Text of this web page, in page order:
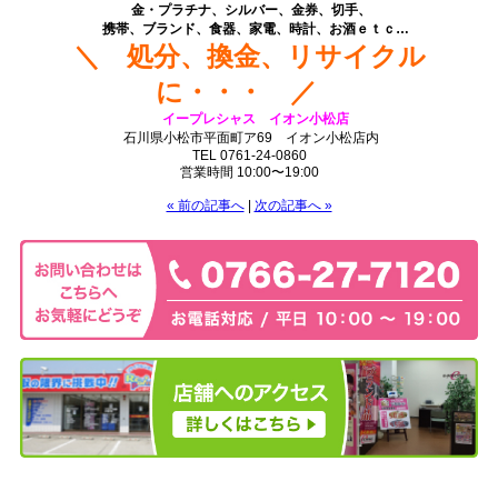
金・プラチナ、シルバー、金券、切手、
携帯、ブランド、食器、家電、時計、お酒 ｅｔｃ…
＼ 処分、換金、リサイクル
に・・・ ／
イープレシャス イオン小松店
石川県小松市平面町ア69 イオン小松店内
TEL 0761-24-0860
営業時間 10:00〜19:00
« 前の記事へ| 次の記事へ »